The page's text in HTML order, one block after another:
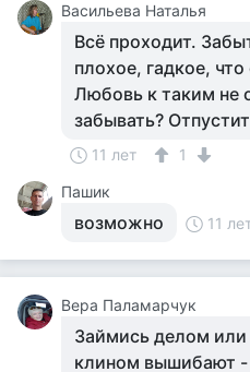
Васильева Наталья
Всё проходит.
плохое, гадкое,
Любовь к таким не
забывать?
11 лет
1
Пашик
возможно 11
Вера Паламарчук
Займись делом или
клином вышибают -